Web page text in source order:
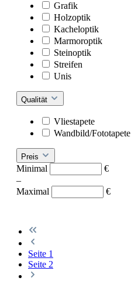
Grafik
Holzoptik
Kacheloptik
Marmoroptik
Steinoptik
Streifen
Unis
Qualität
Vliestapete
Wandbild/Fototapete
Preis
Minimal
€
–
Maximal
€
Seite 1
Seite 2